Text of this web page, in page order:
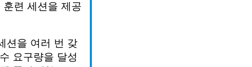
훈련 세션을 제공
션을 여러 번 갖
요구량을 달성